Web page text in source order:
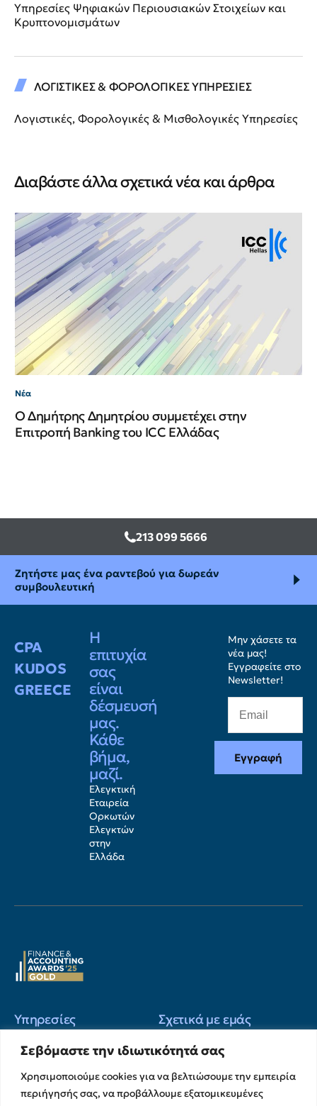
Σεβόμαστε την ιδιωτικότητά σας
Χρησιμοποιούμε cookies για να βελτιώσουμε την εμπειρία
περιήγησής σας, να προβάλλουμε εξατομικευμένες
Υπηρεσίες Ψηφιακών Περιουσιακών Στοιχείων και
Κρυπτονομισμάτων
ΛΟΓΙΣΤΙΚΕΣ & ΦΟΡΟΛΟΓΙΚΕΣ ΥΠΗΡΕΣΙΕΣ
Λογιστικές, Φορολογικές & Μισθολογικές Υπηρεσίες
Διαβάστε άλλα σχετικά νέα και άρθρα
Νέα
Ο Δημήτρης Δημητρίου συμμετέχει στην
Επιτροπή Banking του ICC Ελλάδας
213 099 5666
Ζητήστε μας ένα ραντεβού για δωρεάν
συμβουλευτική
CPA
KUDOS
GREECE
Η
επιτυχία
σας
είναι
δέσμευσή
μας.
Κάθε
βήμα,
μαζί.
Ελεγκτική
Εταιρεία
Ορκωτών
Ελεγκτών
στην
Ελλάδα
Μην χάσετε τα
νέα μας!
Εγγραφείτε στο
Newsletter!
Εγγραφή
Υπηρεσίες
Υπηρεσίες Ελέγχου &
Διασφάλισης
Χρηματοικοικονομικές &
Συμβουλευτικές Υπηρεσίες
Σχετικά με εμάς
Ο Όμιλος
Ευκαιρίες Καριέρας